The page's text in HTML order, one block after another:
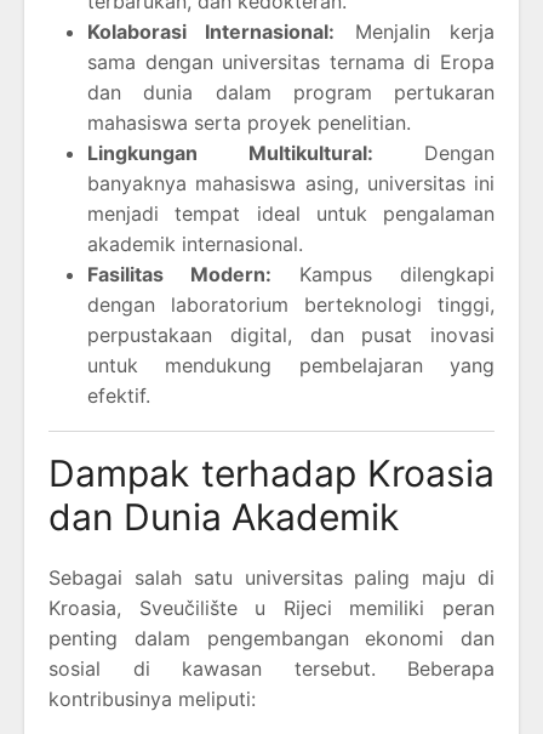
Kolaborasi Internasional: Menjalin kerja
sama dengan universitas ternama di Eropa
dan dunia dalam program pertukaran
mahasiswa serta proyek penelitian.
Lingkungan Multikultural: Dengan
banyaknya mahasiswa asing, universitas ini
menjadi tempat ideal untuk pengalaman
akademik internasional.
Fasilitas Modern: Kampus dilengkapi
dengan laboratorium berteknologi tinggi,
perpustakaan digital, dan pusat inovasi
untuk mendukung pembelajaran yang
efektif.
Dampak terhadap Kroasia
dan Dunia Akademik
Sebagai salah satu universitas paling maju di
Kroasia, Sveučilište u Rijeci memiliki peran
penting dalam pengembangan ekonomi dan
sosial di kawasan tersebut. Beberapa
kontribusinya meliputi: